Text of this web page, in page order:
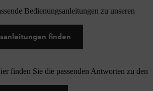
Bedienungsanleitungen zu unseren
finden
finden Sie die passenden Antworten zu den